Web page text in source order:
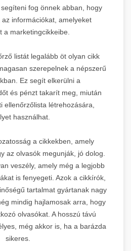
fog önnek abban, hogy
információkat, amelyeket
a marketingcikkeibe.
listát legalább öt olyan cikk
szerepelnek a népszerű
Ez segít elkerülni a
és pénzt takarít meg, miután
ellenőrzőlista létrehozására,
használhat.
a cikkekben, amely
az olvasók megunják, jó dolog.
veszély, amely még a legjobb
is fenyegeti. Azok a cikkírók,
tartalmat gyártanak nagy
mindig hajlamosak arra, hogy
olvasókat. A hosszú távú
még akkor is, ha a barázda
sikeres.